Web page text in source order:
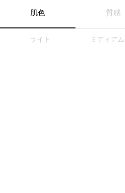
肌色
ライト ミディアム
質感